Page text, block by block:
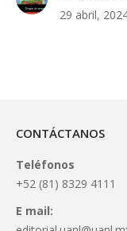
29 abril,
CONTÁCTANOS
Teléfonos
+52 (81) 8329 4111
E mail: